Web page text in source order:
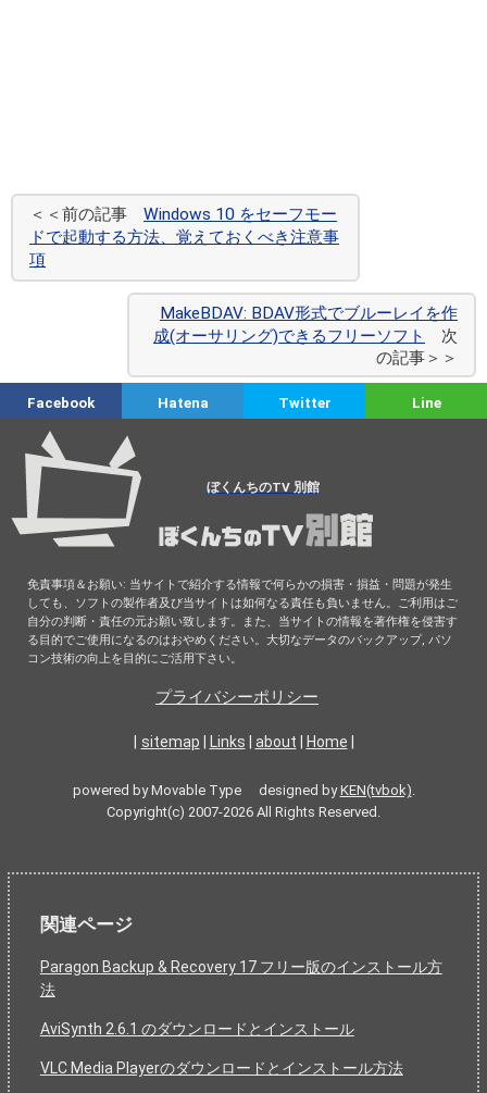
＜＜前の記事 Windows 10 をセーフモー
ドで起動する方法、覚えておくべき注意事
項
MakeBDAV: BDAV形式でブルーレイを作
成(オーサリング)できるフリーソフト
次
の記事＞＞
Facebook Hatena Twitter Line
ぼくんちのTV 別館
免責事項＆お願い: 当サイトで紹介する情報で何らかの損害・損益・問題が発生
しても、ソフトの製作者及び当サイトは如何なる責任も負いません。ご利用はご
自分の判断・責任の元お願い致します。また、当サイトの情報を著作権を侵害す
る目的でご使用になるのはおやめください。大切なデータのバックアップ, パソ
コン技術の向上を目的にご活用下さい。
プライバシーポリシー
sitemap Links about Home
powered by Movable Type designed byKEN(tvbok).
Copyright(c) 2007-2026 All Rights Reserved.
関連ページ
Paragon Backup & Recovery 17 フリー版のインストール方
法
AviSynth 2.6.1 のダウンロードとインストール
VLC Media Playerのダウンロードとインストール方法